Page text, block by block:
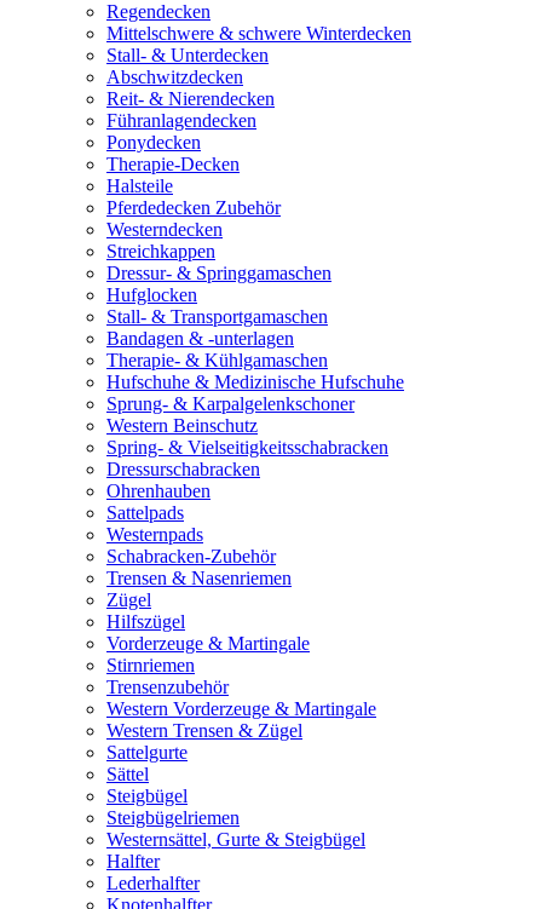
Regendecken
Mittelschwere & schwere Winterdecken
Stall- & Unterdecken
Abschwitzdecken
Reit- & Nierendecken
Führanlagendecken
Ponydecken
Therapie-Decken
Halsteile
Pferdedecken Zubehör
Westerndecken
Streichkappen
Dressur- & Springgamaschen
Hufglocken
Stall- & Transportgamaschen
Bandagen & -unterlagen
Therapie- & Kühlgamaschen
Hufschuhe & Medizinische Hufschuhe
Sprung- & Karpalgelenkschoner
Western Beinschutz
Spring- & Vielseitigkeitsschabracken
Dressurschabracken
Ohrenhauben
Sattelpads
Westernpads
Schabracken-Zubehör
Trensen & Nasenriemen
Zügel
Hilfszügel
Vorderzeuge & Martingale
Stirnriemen
Trensenzubehör
Western Vorderzeuge & Martingale
Western Trensen & Zügel
Sattelgurte
Sättel
Steigbügel
Steigbügelriemen
Westernsättel, Gurte & Steigbügel
Halfter
Lederhalfter